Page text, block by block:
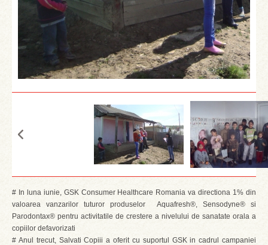
# In luna iunie, GSK Consumer Healthcare Romania va directiona 1% din
valoarea vanzarilor tuturor produselor Aquafresh®, Sensodyne® si
Parodontax® pentru activitatile de crestere a nivelului de sanatate orala a
copiilor defavorizati
# Anul trecut, Salvati Copiii a oferit cu suportul GSK in cadrul campaniei